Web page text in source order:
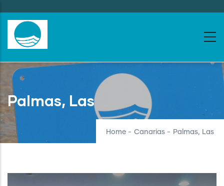
to
main
content
Palmas, Las
Home - Canarias - Palmas, Las